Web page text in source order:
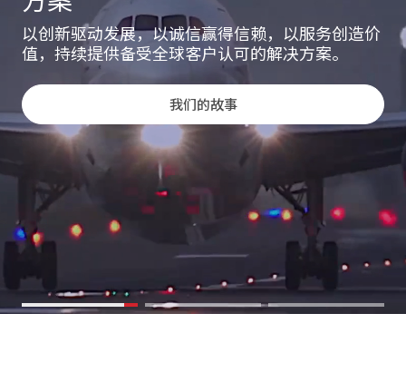
以创新驱动发展，以诚信赢得信赖，以服务创造价
值，持续提供备受全球客户认可的解决方案。
我们的故事
以创新驱动发展，以诚信夯实根基，以服务创造价
值，持续提供值得全球信赖的解决方案。
我们的故事
以创新驱动发展，以诚信夯实根基，以服务创造价
值，持续提供值得全球信赖的解决方案。
我们的故事